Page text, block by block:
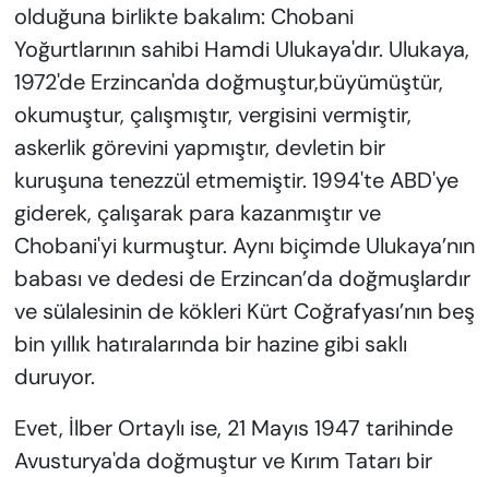
olduğuna birlikte bakalım: Chobani
Yoğurtlarının sahibi Hamdi Ulukaya'dır. Ulukaya,
1972'de Erzincan'da doğmuştur,büyümüştür,
okumuştur, çalışmıştır, vergisini vermiştir,
askerlik görevini yapmıştır, devletin bir
kuruşuna tenezzül etmemiştir. 1994'te ABD'ye
giderek, çalışarak para kazanmıştır ve
Chobani'yi kurmuştur. Aynı biçimde Ulukaya’nın
babası ve dedesi de Erzincan’da doğmuşlardır
ve sülalesinin de kökleri Kürt Coğrafyası’nın beş
bin yıllık hatıralarında bir hazine gibi saklı
duruyor.
Evet, İlber Ortaylı ise, 21 Mayıs 1947 tarihinde
Avusturya'da doğmuştur ve Kırım Tatarı bir